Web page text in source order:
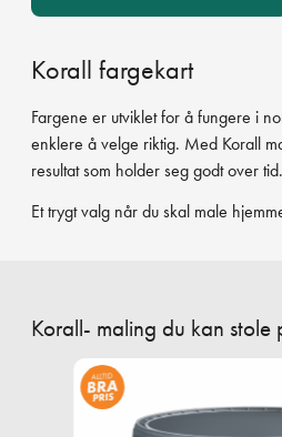
Korall fargekart
Fargene er utviklet for å fungere i
enklere å velge riktig. Med Korall
resultat som holder seg godt over tid.
Et trygt valg når du skal male
Korall- maling du kan stole